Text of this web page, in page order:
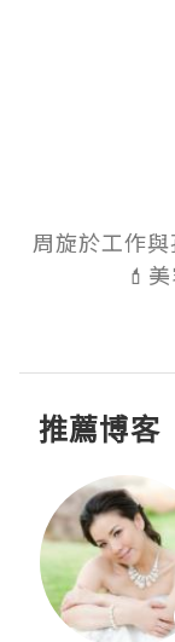
周旋於工作
💄
推薦博客